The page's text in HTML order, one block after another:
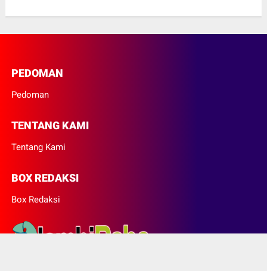
PEDOMAN
Pedoman
TENTANG KAMI
Tentang Kami
BOX REDAKSI
Box Redaksi